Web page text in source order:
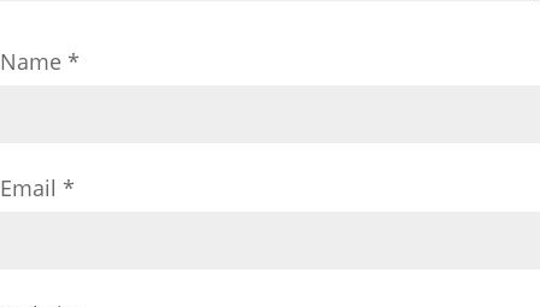
Name *
Email *